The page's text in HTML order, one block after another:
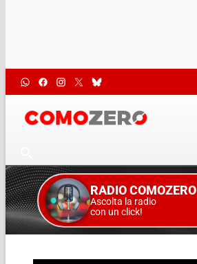
RADIO COMOZERO
Ascolta la radio
con un click!